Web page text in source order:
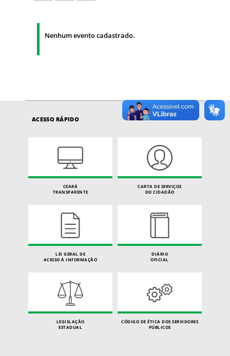
Nenhum evento cadastrado.
ACESSO RÁPIDO
CEARÁ
TRANSPARENTE
CARTA DE SERVIÇOS
DO CIDADÃO
LEI GERAL DE
ACESSO À INFORMAÇÃO
DIÁRIO
OFICIAL
LEGISLAÇÃO
ESTADUAL
CÓDIGO DE ÉTICA DOS SERVIDORES
PÚBLICOS